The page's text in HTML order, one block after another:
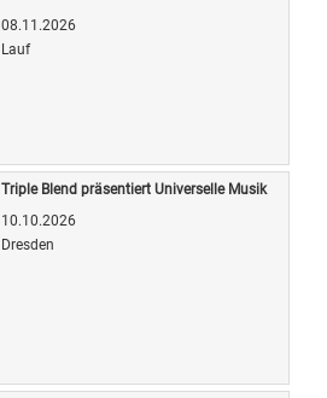
08.11.2026
Lauf
Triple Blend präsentiert Universelle Musik
10.10.2026
Dresden